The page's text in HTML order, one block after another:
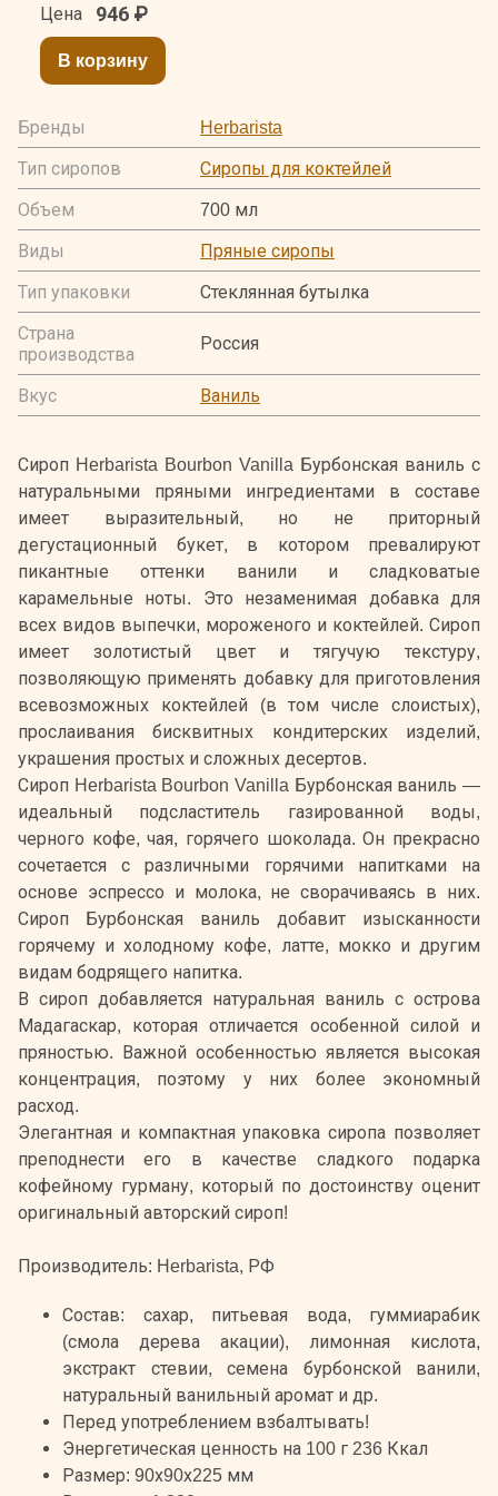
Цена 946 ₽
В корзину
Бренды
Herbarista
Тип сиропов
Сиропы для коктейлей
Объем
700 мл
Виды
Пряные сиропы
Тип упаковки
Стеклянная бутылка
Страна
производства
Россия
Вкус Ваниль
Сироп Herbarista Bourbon Vanilla Бурбонская ваниль с
натуральными пряными ингредиентами в составе
имеет выразительный, но не приторный
дегустационный букет, в котором превалируют
пикантные оттенки ванили и сладковатые
карамельные ноты. Это незаменимая добавка для
всех видов выпечки, мороженого и коктейлей. Сироп
имеет золотистый цвет и тягучую текстуру,
позволяющую применять добавку для приготовления
всевозможных коктейлей (в том числе слоистых),
прослаивания бисквитных кондитерских изделий,
украшения простых и сложных десертов.
Сироп Herbarista Bourbon Vanilla Бурбонская ваниль —
идеальный подсластитель газированной воды,
черного кофе, чая, горячего шоколада. Он прекрасно
сочетается с различными горячими напитками на
основе эспрессо и молока, не сворачиваясь в них.
Сироп Бурбонская ваниль добавит изысканности
горячему и холодному кофе, латте, мокко и другим
видам бодрящего напитка.
В сироп добавляется натуральная ваниль с острова
Мадагаскар, которая отличается особенной силой и
пряностью. Важной особенностью является высокая
концентрация, поэтому у них более экономный
расход.
Элегантная и компактная упаковка сиропа позволяет
преподнести его в качестве сладкого подарка
кофейному гурману, который по достоинству оценит
оригинальный авторский сироп!
Производитель: Herbarista, РФ
Состав: сахар, питьевая вода, гуммиарабик
(смола дерева акации), лимонная кислота,
экстракт стевии, семена бурбонской ванили,
натуральный ванильный аромат и др.
Перед употреблением взбалтывать!
Энергетическая ценность на 100 г 236 Ккал
Размер: 90х90х225 мм